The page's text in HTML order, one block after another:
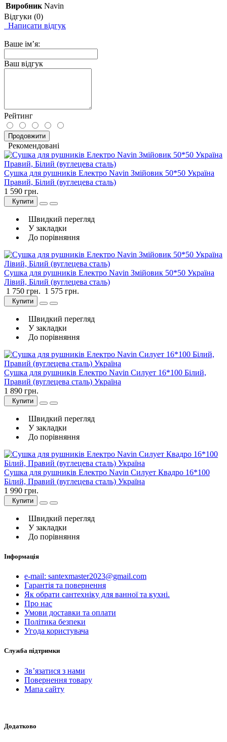
Виробник Navin
Відгуки (0)
Написати відгук
Ваше ім’я:
Ваш відгук
Рейтинг
Продовжити
Рекомендовані
Сушка для рушників Електро Navin Змійовик 50*50 Україна
Правий, Білий (вуглецева сталь)
1 590 грн.
Купити
Швидкий перегляд
У закладки
До порівняння
Сушка для рушників Електро Navin Змійовик 50*50 Україна
Лівий, Білий (вуглецева сталь)
1 750 грн. 1 575 грн.
Купити
Швидкий перегляд
У закладки
До порівняння
Сушка для рушників Електро Navin Силует 16*100 Білий,
Правий (вуглецева сталь) Україна
1 890 грн.
Купити
Швидкий перегляд
У закладки
До порівняння
Сушка для рушників Електро Navin Силует Квадро 16*100
Білий, Правий (вуглецева сталь) Україна
1 990 грн.
Купити
Швидкий перегляд
У закладки
До порівняння
Інформація
e-mail: santexmaster2023@gmail.com
Гарантія та повернення
Як обрати сантехніку для ванної та кухні.
Про нас
Умови доставки та оплати
Політика безпеки
Угода користувача
Служба підтримки
Зв’язатися з нами
Повернення товару
Мапа сайту
Додатково